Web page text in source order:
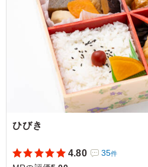
で、ごはん大盛りができるとい
冷めても美味しいのでお弁当に
ご利用シーン：会食・接待
MR
東京都墨田区錦糸2025/07/05
ひびき
4.80 35件